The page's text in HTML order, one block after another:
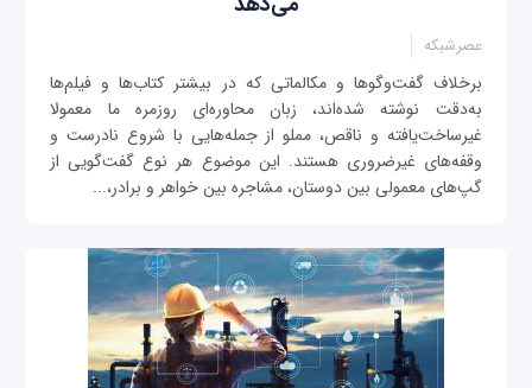
عصرشبکه
برخلاف گفت‌وگوها و مکالماتی که در بیشتر کتاب‌ها و فیلم‌ها
به‌دقت نوشته شده‌اند، زبان محاوره‌ای روزمره ما معمولا
غیرساخت‌یافته و ناقص، مملو از جمله‌‌هایی با شروع‌ نادرست و
وقفه‌های غیرضروری هستند. این موضوع هر نوع گفت‌گویی از
گپ‌های معمولی بین دوستان، مشاجره بین خواهر و برادر،...